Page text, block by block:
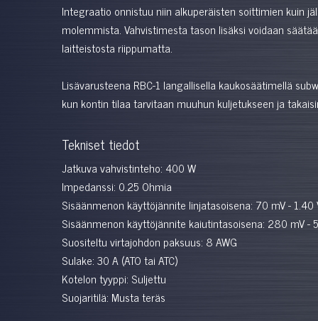
Integraatio onnistuu niin alkuperäisten soittimien kuin
molemmista. Vahvistimesta tason lisäksi voidaan
laitteistosta riippumatta.
Lisävarusteena RBC-1 langallisella kaukosäätimellä
kun kontin tilaa tarvitaan muuhun kuljetukseen ja
Tekniset tiedot
Jatkuva vahvistinteho: 400 W
Impedanssi: 0.25 Ohmia
Sisäänmenon käyttöjännite linjatasoisena: 70 mV - 1.40
Sisäänmenon käyttöjännite kaiutintasoisena: 280 mV -
Suositeltu virtajohdon paksuus: 8 AWG
Sulake: 30 A (ATO tai ATC)
Kotelon tyyppi: Suljettu
Suojaritilä: Musta teräs